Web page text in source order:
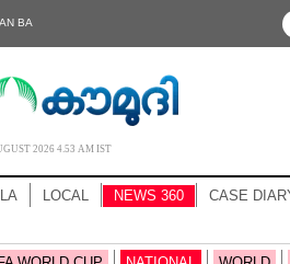
BA
2026 4.53 AM IST
LOCAL NEWS 360 CASE